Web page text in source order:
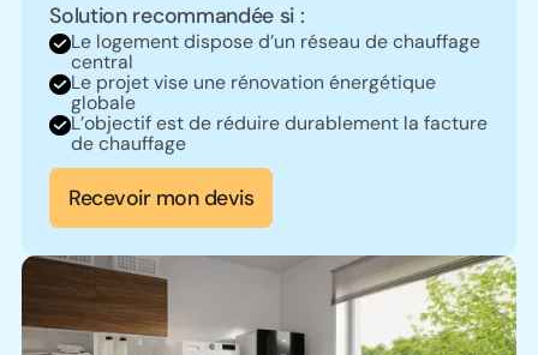
Solution recommandée si :
Le logement dispose d’un réseau de chauffage
central
Le projet vise une rénovation énergétique
globale
L’objectif est de réduire durablement la facture
de chauffage
Recevoir mon devis